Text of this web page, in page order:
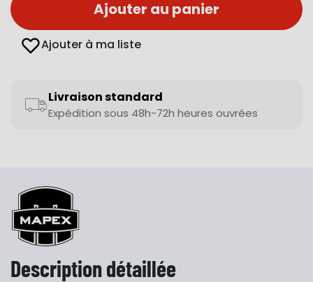
Ajouter au panier
Ajouter à ma liste
Livraison standard
Expédition sous 48h-72h heures ouvrées
Description détaillée